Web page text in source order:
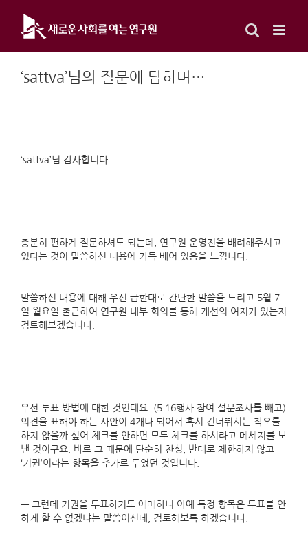
content
‘sattva’님의 질문에 답하며…
‘sattva’님 감사합니다.
충분히 편하게 질문하셔도 되는데, 연구원 운영진을 배려해주시고
있다는 것이 말씀하신 내용에 가득 배어 있음을 느낌니다.
말씀하신 내용에 대해 우선 급한대로 간단한 말씀을 드리고 5월 7
일 월요일 출근하여 연구원 내부 회의를 통해 개선의 여지가 있는지
검토해보겠습니다.
우선 투표 방법에 대한 것인데요. (5.16행사 참여 설문조사를 빼고)
의견을 표해야 하는 사안이 4개나 되어서 혹시 건너뛰시는 착오를
하지 않을까 싶어 체크를 안하면 모두 체크를 하시라고 메세지를 보
낸 것이구요. 바로 그 때문에 단순히 찬성, 반대로 제한하지 않고
‘기권’이라는 항목을 추가로 두었던 것입니다.
— 그런데 기권을 투표하기도 애매하니 아예 특정 항목은 투표를 안
하게 할 수 없겠냐는 말씀이신데, 검토해보록 하겠습니다.